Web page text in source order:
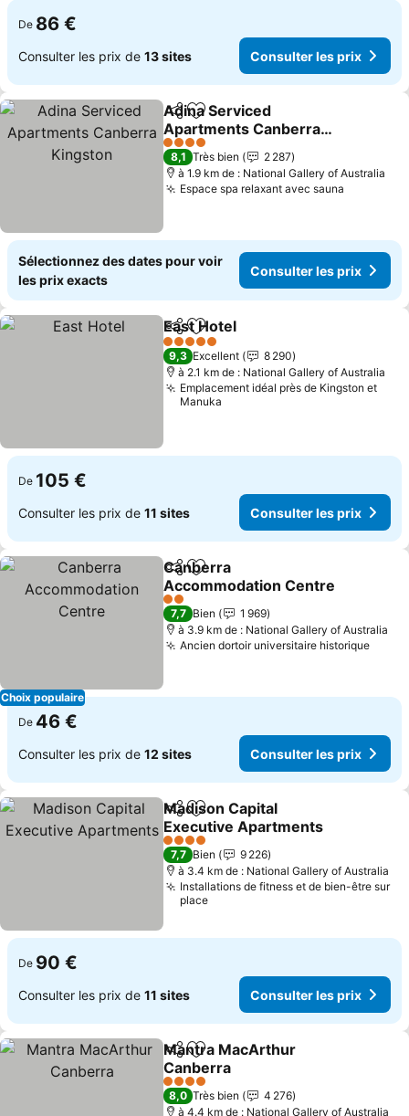
De 86 €
Consulter les prix de 13 sites Consulter les prix
PartagerAjouter à mes favoris
Adina Serviced
Apartments Canberra
Kingston
4 Étoiles
8,1 Très bien
2 287
à 1.9 km de : National Gallery of Australia
Espace spa relaxant avec sauna
Sélectionnez des dates pour voir
les prix exacts
Consulter les prix
PartagerAjouter à mes favoris
East Hotel
5 Étoiles
9,3 Excellent
8 290
à 2.1 km de : National Gallery of Australia
Emplacement idéal près de Kingston et
Manuka
De 105 €
Consulter les prix de 11 sites Consulter les prix
Choix populaire
PartagerAjouter à mes favoris
Canberra
Accommodation Centre
2 Étoiles
7,7 Bien
1 969
à 3.9 km de : National Gallery of Australia
Ancien dortoir universitaire historique
De 46 €
Consulter les prix de 12 sites Consulter les prix
PartagerAjouter à mes favoris
Madison Capital
Executive Apartments
4 Étoiles
7,7 Bien
9 226
à 3.4 km de : National Gallery of Australia
Installations de fitness et de bien-être sur
place
De 90 €
Consulter les prix de 11 sites Consulter les prix
PartagerAjouter à mes favoris
Mantra MacArthur
Canberra
4 Étoiles
8,0 Très bien
4 276
à 4.4 km de : National Gallery of Australia